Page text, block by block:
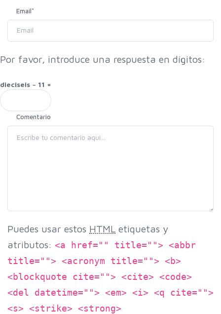
Email*
Por favor, introduce una respuesta en dígitos:
dieciseis − 11 =
Comentario
Puedes usar estos HTML etiquetas y
atributos: <a href="" title=""> <abbr
title=""> <acronym title=""> <b>
<blockquote cite=""> <cite> <code>
<del datetime=""> <em> <i> <q cite="">
<s> <strike> <strong>